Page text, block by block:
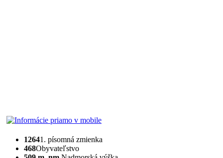
12641. písomná zmienka
468Obyvateľstvo